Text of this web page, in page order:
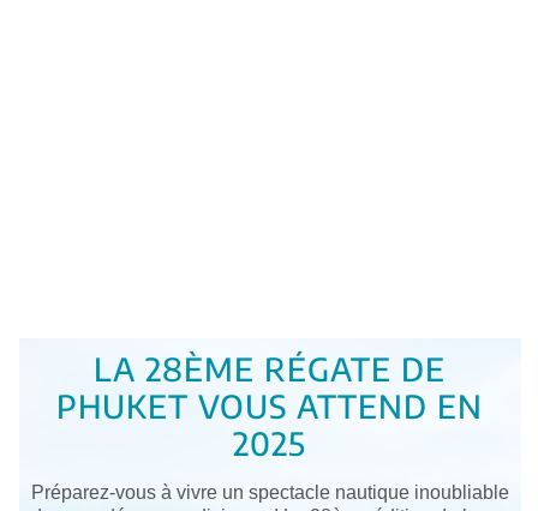
LA 28ÈME RÉGATE DE
PHUKET VOUS ATTEND EN
2025
Préparez-vous à vivre un spectacle nautique inoubliable